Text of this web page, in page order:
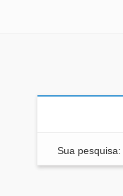
Sua pesquisa: